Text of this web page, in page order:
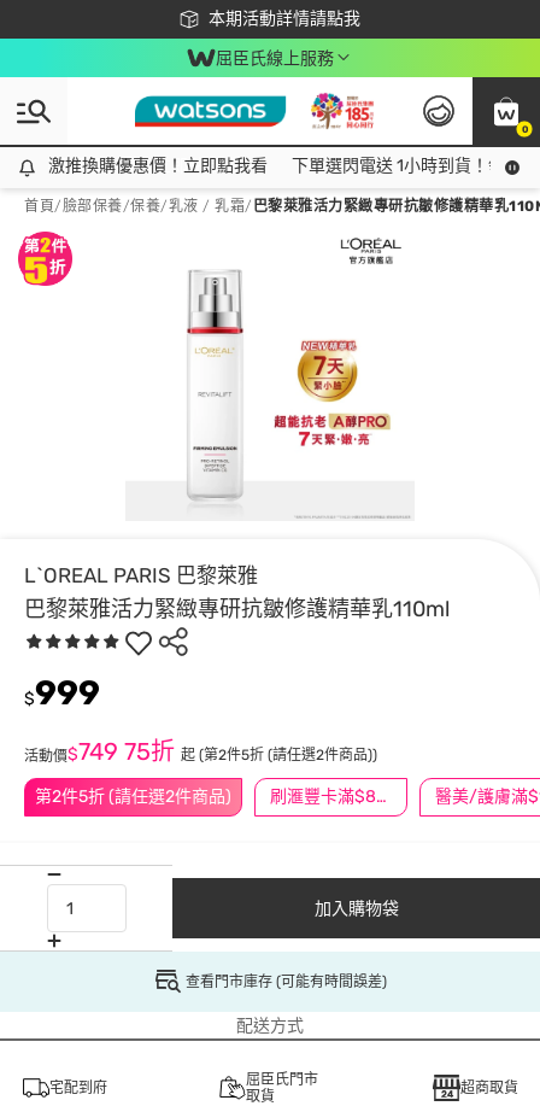
本期活動詳情請點我
下載app最高回饋$350
屈臣氏線上服務
0
激推換購優惠價！立即點我看
激推換購優惠價！立即點我看 下單選閃電送 1小時到貨！領神
首頁/臉部保養/保養/乳液 / 乳霜/ 巴黎萊雅活力緊緻專研抗皺修護精華乳
L`OREAL PARIS 巴黎萊雅
巴黎萊雅活力緊緻專研抗皺修護精華乳110ml
第2件5折 (請任選2件商品) 刷滙豐卡滿$888送3萬點
$999
活動價$749 75折 起 (第2件5折 (請任選2件商品))
加入購物袋
查看門市庫存 (可能有時間誤差)
配送方式
宅配到府
屈臣氏門市
取貨
超商取貨